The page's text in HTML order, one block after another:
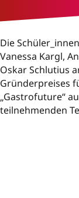
Die
Vanessa Kargl,
Oskar Schlutius
Gründerpreises
„Gastrofuture“
teilnehmenden